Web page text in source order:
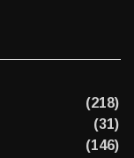
(218)
(31)
(146)